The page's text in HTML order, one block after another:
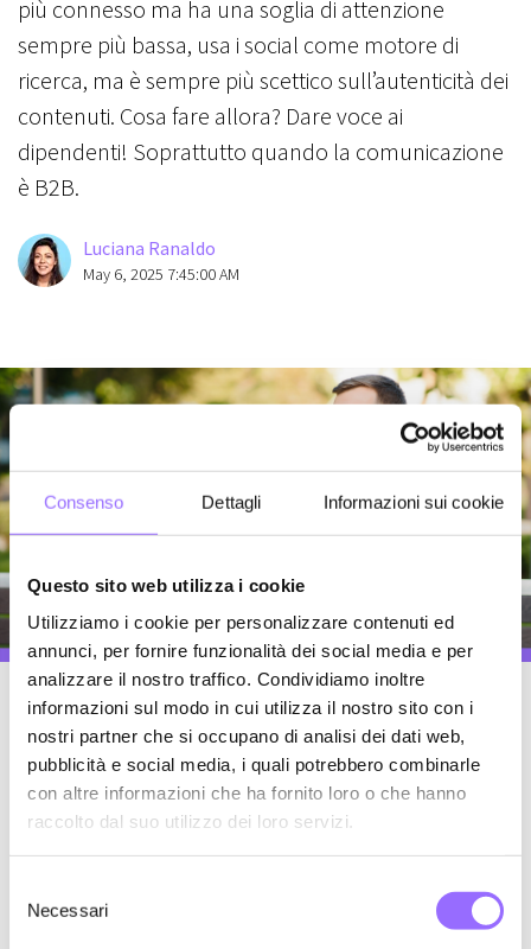
Consenso Dettagli Informazioni sui cookie
Questo sito web utilizza i cookie
Utilizziamo i cookie per personalizzare contenuti ed
annunci, per fornire funzionalità dei social media e per
analizzare il nostro traffico. Condividiamo inoltre
informazioni sul modo in cui utilizza il nostro sito con i
nostri partner che si occupano di analisi dei dati web,
pubblicità e social media, i quali potrebbero combinarle
con altre informazioni che ha fornito loro o che hanno
raccolto dal suo utilizzo dei loro servizi.
Necessari
più connesso ma ha una soglia di attenzione
sempre più bassa, usa i social come motore di
ricerca, ma è sempre più scettico sull’autenticità dei
contenuti. Cosa fare allora? Dare voce ai
dipendenti! Soprattutto quando la comunicazione
è B2B.
Luciana Ranaldo
May 6, 2025 7:45:00 AM
Accessibilità siti web 2025: obblighi,
doveri e opportunità
Hai sentito parlare dei nuovi obblighi di accessibilità
digitale in arrivo nel 2025 e ti stai chiedendo se la